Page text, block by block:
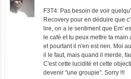
F3T4: Pas besoin de voir
Recovery pour en déduire que
lire, on a le sentiment que Em'
le café et tu peux mettre ta
et pourtant il n'en est rien. Moi
il le faut, mais quand il merde,
C'est cette lucidité et cette
devenir "une groupie". Sorry !!!